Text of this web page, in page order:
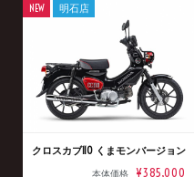
クロスカブ110 くまモンバージョン
本体価格 ¥385,000
NEW 明石店